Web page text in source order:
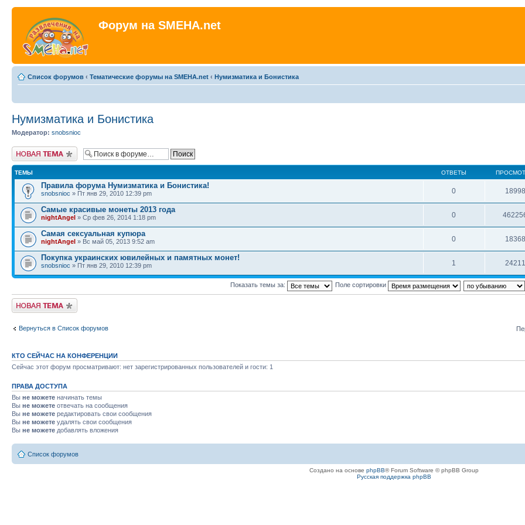
Форум на SMEHA.net
Список форумов ‹ Тематические форумы на SMEHA.net ‹ Нумизматика и Бонистика
Нумизматика и Бонистика
Модератор: snobsnioc
Новая тема
ТЕМЫ ОТВЕТЫ
Правила форума Нумизматика и Бонистика!
snobsnioc » Пт янв 29, 2010 12:39 pm 0 18998
Самые красивые монеты 2013 года
nightAngel » Ср фев 26, 2014 1:18 pm 0
Самая сексуальная купюра
nightAngel » Вс май 05, 2013 9:52 am 0 18368
Покупка украинских ювилейных и памятных монет!
snobsnioc » Пт янв 29, 2010 12:39 pm 1 24211
Показать темы за: Поле сортировки
Новая тема
Вернуться в Список форумов
КТО СЕЙЧАС НА КОНФЕРЕНЦИИ
Сейчас этот форум просматривают: нет зарегистрированных пользователей и гости: 1
ПРАВА ДОСТУПА
Вы не можете начинать темы
Вы не можете отвечать на сообщения
Вы не можете редактировать свои сообщения
Вы не можете удалять свои сообщения
Вы не можете добавлять вложения
Список форумов
Создано на основе phpBB® Forum Software © phpBB Group
Русская поддержка phpBB